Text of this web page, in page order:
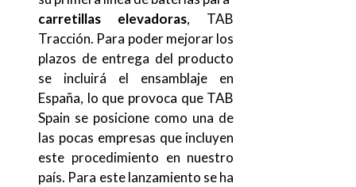
carretillas elevadoras, TAB
Tracción. Para poder mejorar los
plazos de entrega del producto
se incluirá el ensamblaje en
España, lo que provoca que TAB
Spain se posicione como una de
las pocas empresas que incluyen
este procedimiento en nuestro
país. Para este lanzamiento se ha